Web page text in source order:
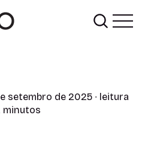
setembro de 2025 ∙ leitura
minutos